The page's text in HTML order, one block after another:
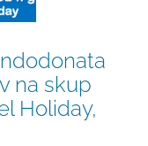
na skup
Holiday,